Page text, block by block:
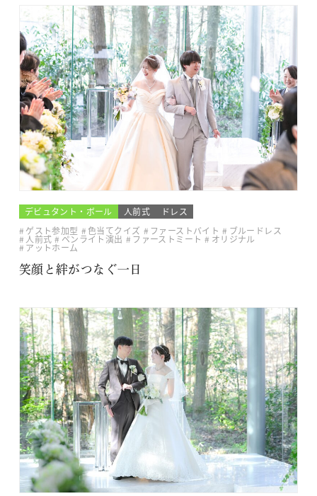
デビュタント・ボール 人前式
ドレス
ゲスト参加型
色当てクイズ ファーストバイト ブルードレス
人前式 ペンライト演出 ファーストミート オリジナル
アットホーム
笑顔と絆がつなぐ一日